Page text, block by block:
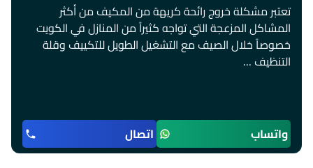
تعتبر مشكلة خروج رائحة كريهة من المكيف من أكثر
المشاكل المزعجة التي تواجه كثيراً من المنازل في الكويت
خصوصاً خلال الصيف مع التشغيل الطويل للتكييف وقلة
التنظيف …
واتساب اتصال